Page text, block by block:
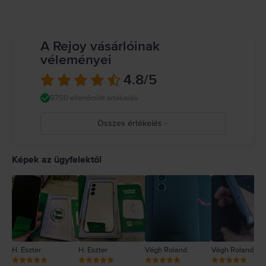
A Rejoy vásárlóinak
véleményei
4.8/5
9750 ellenőrzött értékelés
Összes értékelés
1
Képek az ügyfelektől
H. Eszter H. Eszter Végh Roland Végh Roland